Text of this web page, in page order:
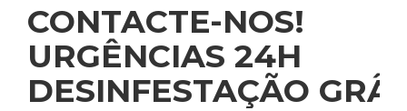
CONTACTE-NOS!
URGÊNCIAS 24H
DESINFESTAÇÃO